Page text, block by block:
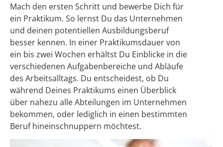
Mach den ersten Schritt und bewerbe Dich für
ein Praktikum. So lernst Du das Unternehmen
und deinen potentiellen Ausbildungsberuf
besser kennen. In einer Praktikumsdauer von
ein bis zwei Wochen erhältst Du Einblicke in die
verschiedenen Aufgabenbereiche und Abläufe
des Arbeitsalltags. Du entscheidest, ob Du
während Deines Praktikums einen Überblick
über nahezu alle Abteilungen im Unternehmen
bekommen, oder lediglich in einen bestimmten
Beruf hineinschnuppern möchtest.